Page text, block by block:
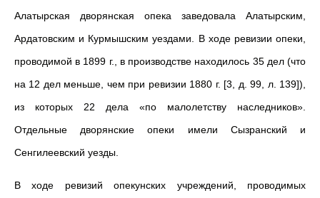
Алатырская дворянская опека заведовала Алатырским,
Ардатовским и Курмышским уездами. В ходе ревизии опеки,
проводимой в 1899 г., в производстве находилось 35 дел (что
на 12 дел меньше, чем при ревизии 1880 г. [3, д. 99, л. 139]),
из которых 22 дела «по малолетству наследников».
Отдельные дворянские опеки имели Сызранский и
Сенгилеевский уезды.
В ходе ревизий опекунских учреждений, проводимых